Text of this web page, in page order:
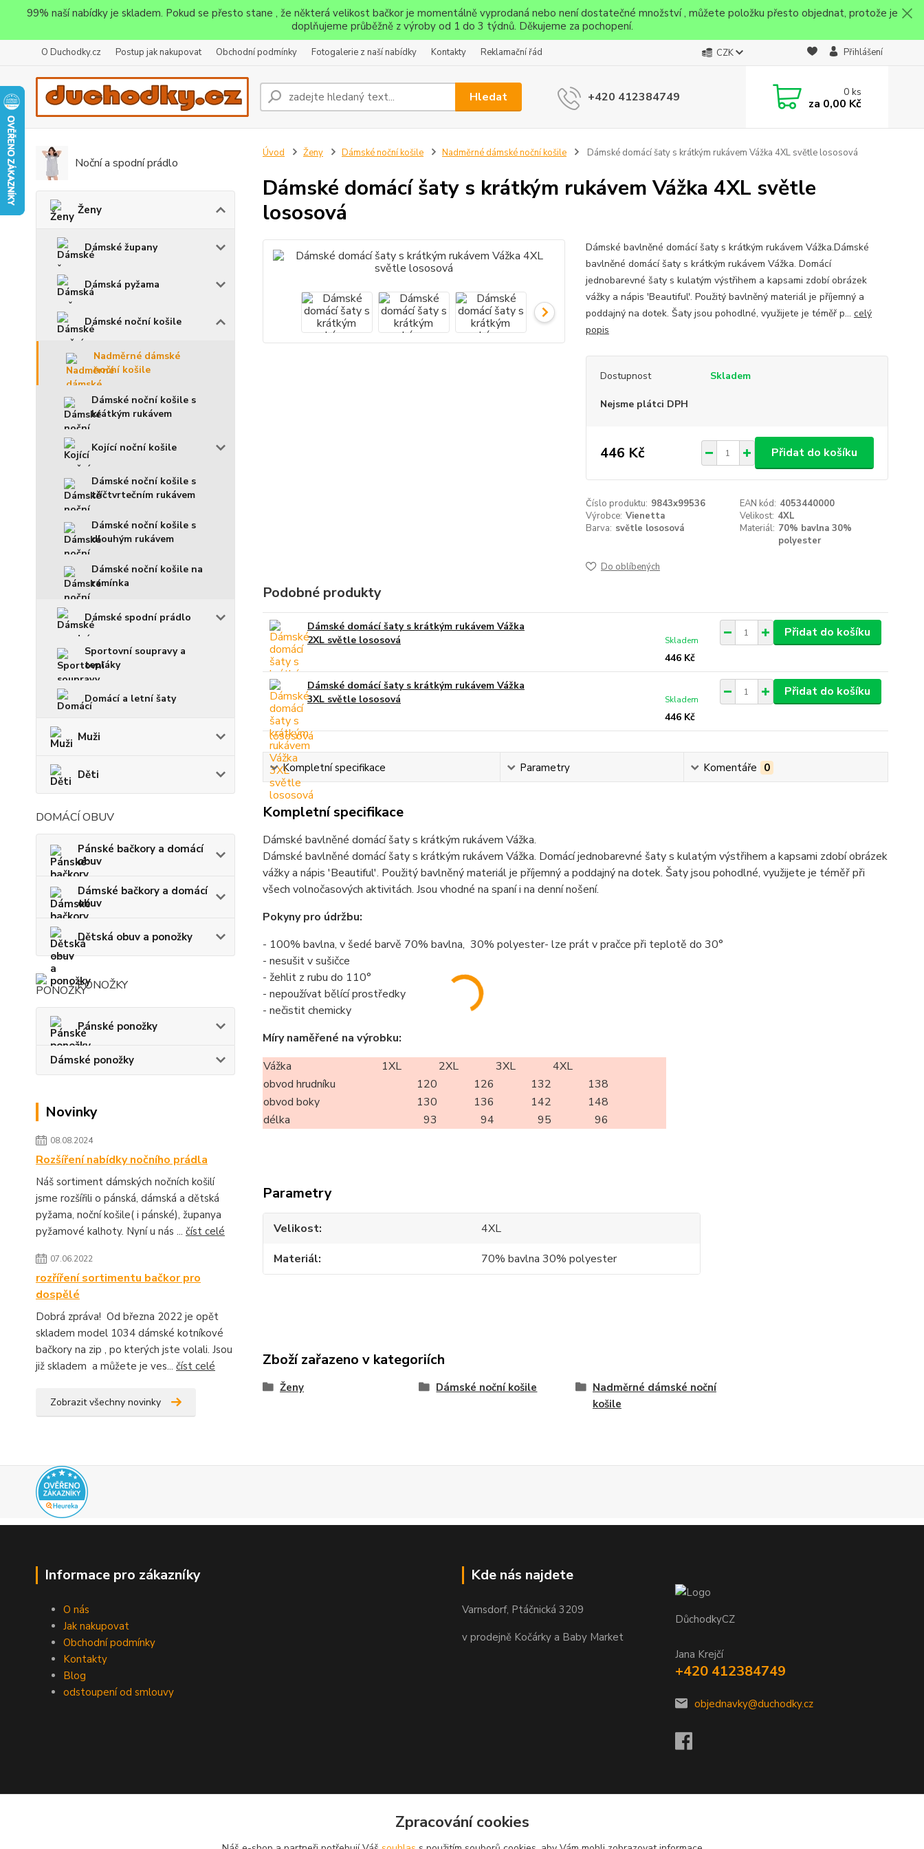
99% naší nabídky je skladem. Pokud se přesto stane , že některá velikost bačkor je momentálně vyprodaná nebo není dostatečné množství , můžete položku přesto objednat, protože je
doplňujeme průběžně z výroby od 1 do 3 týdnů. Děkujeme za pochopení.
O Duchodky.cz Postup jak nakupovat Obchodní podmínky Fotogalerie z naší nabídky Kontakty Reklamační řád CZK Přihlášení
Hledat +420 412384749 0ks
za 0,00 Kč
Noční a spodní prádlo
Ženy
Dámské župany
Dámská pyžama
Dámské noční košile
Nadměrné dámské
noční košile
Dámské noční košile s
krátkým rukávem
Kojící noční košile
Dámské noční košile s
tříčtvrtečním rukávem
Dámské noční košile s
dlouhým rukávem
Dámské noční košile na
ramínka
Dámské spodní prádlo
Sportovní soupravy a
tepláky
Domácí a letní šaty
Muži
Děti
DOMÁCÍ OBUV
Pánské bačkory a domácí
obuv
Dámské bačkory a domácí
obuv
Dětská obuv a ponožky
PONOŽKY
Pánské ponožky
Dámské ponožky
Novinky
08.08.2024
Rozšíření nabídky nočního prádla
Náš sortiment dámských nočních košilí
jsme rozšířili o pánská, dámská a dětská
pyžama, noční košile( i pánské), županya
pyžamové kalhoty. Nyní u nás ... číst celé
07.06.2022
rozříření sortimentu bačkor pro
dospělé
Dobrá zpráva! Od března 2022 je opět
skladem model 1034 dámské kotníkové
bačkory na zip , po kterých jste volali. Jsou
již skladem a můžete je ves... číst celé
Zobrazit všechny novinky
Úvod Ženy Dámské noční košile Nadměrné dámské noční košile Dámské domácí šaty s krátkým rukávem Vážka 4XL světle lososová
Dámské domácí šaty s krátkým rukávem Vážka 4XL světle
lososová
Dámské bavlněné domácí šaty s krátkým rukávem Vážka.Dámské
bavlněné domácí šaty s krátkým rukávem Vážka. Domácí
jednobarevné šaty s kulatým výstřihem a kapsami zdobí obrázek
vážky a nápis 'Beautiful'. Použitý bavlněný materiál je příjemný a
poddajný na dotek. Šaty jsou pohodlné, využijete je téměř p... celý
popis
Dostupnost Skladem
Nejsme plátci DPH
446 Kč Přidat do košíku
Číslo produktu: 9843x99536 EAN kód: 4053440000
Výrobce: Vienetta Velikost: 4XL
Barva: světle lososová Materiál: 70% bavlna 30%
polyester
Do oblíbených
Podobné produkty
Dámské domácí šaty s krátkým rukávem Vážka
2XL světle lososová
446 Kč
Skladem
Přidat do košíku
Dámské domácí šaty s krátkým rukávem Vážka
3XL světle lososová
446 Kč
Skladem
Přidat do košíku
Kompletní specifikace Parametry Komentáře 0
Kompletní specifikace
Dámské bavlněné domácí šaty s krátkým rukávem Vážka.
Dámské bavlněné domácí šaty s krátkým rukávem Vážka. Domácí jednobarevné šaty s kulatým výstřihem a kapsami zdobí obrázek
vážky a nápis 'Beautiful'. Použitý bavlněný materiál je příjemný a poddajný na dotek. Šaty jsou pohodlné, využijete je téměř při
všech volnočasových aktivitách. Jsou vhodné na spaní i na denní nošení.
Pokyny pro údržbu:
- 100% bavlna, v šedé barvě 70% bavlna, 30% polyester- lze prát v pračce při teplotě do 30°
- nesušit v sušičce
- žehlit z rubu do 110°
- nepoužívat bělící prostředky
- nečistit chemicky
Míry naměřené na výrobku:
Vážka
1XL 2XL 3XL
4XL
obvod hrudníku
120 126 132
138
obvod boky
130 136 142
148
délka
93 94 95 96
Parametry
Velikost
4XL
Materiál
70% bavlna 30% polyester
Zboží zařazeno v kategoriích
Ženy Dámské noční košile
Nadměrné dámské noční
košile
Informace pro zákazníky
O nás
Jak nakupovat
Obchodní podmínky
Kontakty
Blog
odstoupení od smlouvy
Kde nás najdete
Varnsdorf, Ptáčnická 3209
v prodejně Kočárky a Baby Market
DůchodkyCZ
Jana Krejčí
+420 412384749
objednavky@duchodky.cz
Zpracování cookies